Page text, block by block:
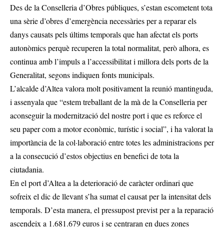
Des de la Conselleria d’Obres públiques, s’estan escometent tota
una sèrie d’obres d’emergència necessàries per a reparar els
danys causats pels últims temporals que han afectat els ports
autonòmics perquè recuperen la total normalitat, però alhora, es
continua amb l’impuls a l’accessibilitat i millora dels ports de la
Generalitat, segons indiquen fonts municipals.
L’alcalde d’Altea valora molt positivament la reunió mantinguda,
i assenyala que “estem treballant de la mà de la Conselleria per
aconseguir la modernització del nostre port i que es reforce el
seu paper com a motor econòmic, turístic i social”, i ha valorat la
importància de la col·laboració entre totes les administracions per
a la consecució d’estos objectius en benefici de tota la
ciutadania.
En el port d’Altea a la deterioració de caràcter ordinari que
sofreix el dic de llevant s’ha sumat el causat per la intensitat dels
temporals. D’esta manera, el pressupost previst per a la reparació
ascendeix a 1.681.679 euros i se centraran en dues zones